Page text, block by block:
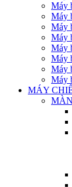
Máy
Máy
Máy
Máy
Máy
Máy
Máy
Máy
MÁY